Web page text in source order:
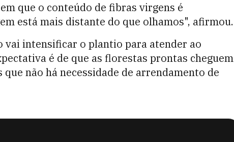
que o conteúdo de fibras virgens é
está mais distante do que olhamos", afirmou.
vai intensificar o plantio para atender ao
é de que as florestas prontas cheguem
que não há necessidade de arrendamento de